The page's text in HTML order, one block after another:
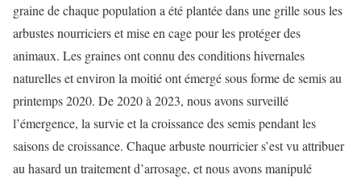
graine de chaque population a été plantée dans une grille sous les
arbustes nourriciers et mise en cage pour les protéger des
animaux. Les graines ont connu des conditions hivernales
naturelles et environ la moitié ont émergé sous forme de semis au
printemps 2020. De 2020 à 2023, nous avons surveillé
l’émergence, la survie et la croissance des semis pendant les
saisons de croissance. Chaque arbuste nourricier s’est vu attribuer
au hasard un traitement d’arrosage, et nous avons manipulé